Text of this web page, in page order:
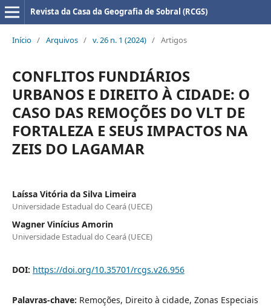
Revista da Casa da Geografia de Sobral (RCGS)
Início / Arquivos / v. 26 n. 1 (2024) / Artigos
CONFLITOS FUNDIÁRIOS
URBANOS E DIREITO À CIDADE: O
CASO DAS REMOÇÕES DO VLT DE
FORTALEZA E SEUS IMPACTOS NA
ZEIS DO LAGAMAR
Laíssa Vitória da Silva Limeira
Universidade Estadual do Ceará (UECE)
Wagner Vinícius Amorin
Universidade Estadual do Ceará (UECE)
DOI: https://doi.org/10.35701/rcgs.v26.956
Palavras-chave: Remoções, Direito à cidade, Zonas Especiais